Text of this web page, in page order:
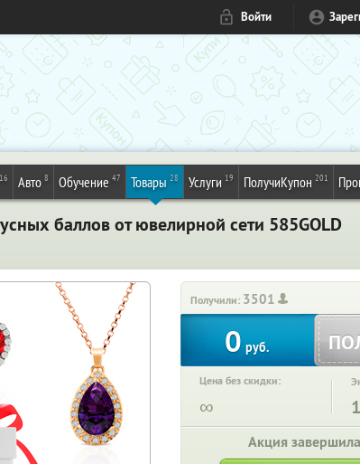
Войти
16 Авто 8 Обучение 47 Товары 28 Услуги 19 ПолучиКупон 201
баллов от ювелирной сети 585GOLD
Получили: 3501
0 руб.
Цена без скидки:
∞
Акция